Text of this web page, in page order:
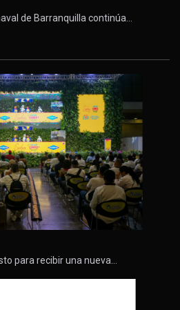
de Barranquilla continúa…
para recibir una nueva…